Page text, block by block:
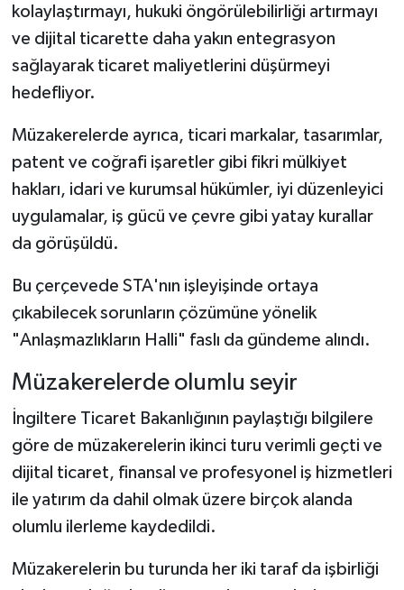
kolaylaştırmayı, hukuki öngörülebilirliği artırmayı
ve dijital ticarette daha yakın entegrasyon
sağlayarak ticaret maliyetlerini düşürmeyi
hedefliyor.
Müzakerelerde ayrıca, ticari markalar, tasarımlar,
patent ve coğrafi işaretler gibi fikri mülkiyet
hakları, idari ve kurumsal hükümler, iyi düzenleyici
uygulamalar, iş gücü ve çevre gibi yatay kurallar
da görüşüldü.
Bu çerçevede STA'nın işleyişinde ortaya
çıkabilecek sorunların çözümüne yönelik
"Anlaşmazlıkların Halli" faslı da gündeme alındı.
Müzakerelerde olumlu seyir
İngiltere Ticaret Bakanlığının paylaştığı bilgilere
göre de müzakerelerin ikinci turu verimli geçti ve
dijital ticaret, finansal ve profesyonel iş hizmetleri
ile yatırım da dahil olmak üzere birçok alanda
olumlu ilerleme kaydedildi.
Müzakerelerin bu turunda her iki taraf da işbirliği